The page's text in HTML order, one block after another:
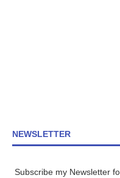
NEWSLETTER
Subscribe my Newsletter